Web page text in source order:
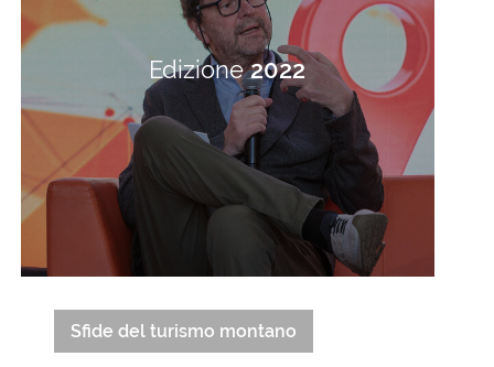
Edizione2022
Sfide del turismo montano